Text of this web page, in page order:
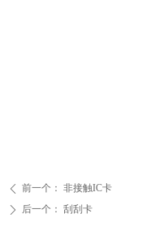
ꄴ 前一个： 非接触IC卡
ꄲ 后一个： 刮刮卡